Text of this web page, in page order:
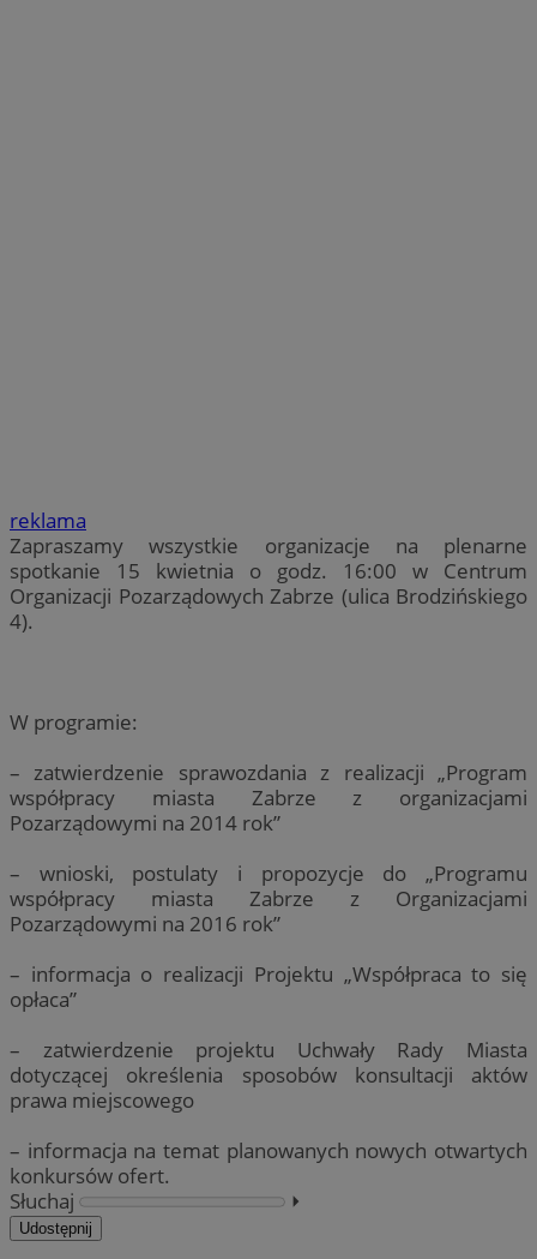
reklama
Zapraszamy wszystkie organizacje na plenarne
spotkanie 15 kwietnia o godz. 16:00 w Centrum
Organizacji Pozarządowych Zabrze (ulica Brodzińskiego
4).
W programie:
– zatwierdzenie sprawozdania z realizacji „Program
współpracy miasta Zabrze z organizacjami
Pozarządowymi na 2014 rok”
– wnioski, postulaty i propozycje do „Programu
współpracy miasta Zabrze z Organizacjami
Pozarządowymi na 2016 rok”
– informacja o realizacji Projektu „Współpraca to się
opłaca”
– zatwierdzenie projektu Uchwały Rady Miasta
dotyczącej określenia sposobów konsultacji aktów
prawa miejscowego
– informacja na temat planowanych nowych otwartych
konkursów ofert.
Słuchaj
⏵︎
Udostępnij